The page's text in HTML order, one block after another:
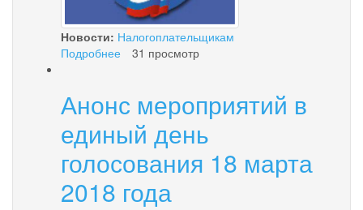
Новости: Налогоплательщикам
Подробнее
«День
открытых
дверей»
31 просмотр
Анонс мероприятий в
единый день
голосования 18 марта
2018 года